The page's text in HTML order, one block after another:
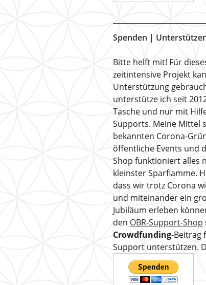
Spenden |
Bitte helft mit! Für
zeitintensive Projekt
Unterstützung
unterstütze ich seit
Tasche und nur mit
Supports. Meine Mittel
bekannten Corona-
öffentliche Events und
Shop funktioniert alles
kleinster Sparflamme.
dass wir trotz Corona
und miteinander ein
Jubiläum erleben
den OBR-Support-Shop
Crowdfunding-Beitrag
Support unterstützen.